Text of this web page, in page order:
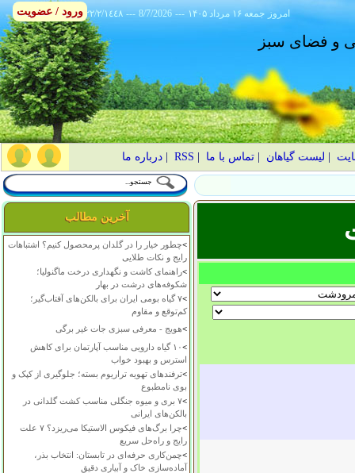
٢٢/٢/١٤٤٨ --- 8/7/2026 --- ۱۴۰۵ جمعه ۱۶ مرداد امروز
و فضای سبز
لیست گیاهان |تماس با ما RSS
|درباره ما
آخرین مطالب
>چطور خیار را در گلدان پرمحصول کنیم؟ اشتباهات
رایج و نکات طلایی
>راهنمای کاشت و نگهداری درخت ماگنولیا؛
شکوفه‌های درشت در بهار
>
۷ گیاه بومی ایران برای بالکن‌های آفتاب‌گیر؛
کم‌توقع و مقاوم
>هویج - معرفی سبزی جات غیر برگی
>
۱۰ گیاه دارویی مناسب آپارتمان برای کاهش
استرس و بهبود خواب
>ترفندهای تهویه تراریوم بسته؛ جلوگیری از کپک و
بوی نامطبوع
>
۷ بری و میوه جنگلی مناسب کشت گلدانی در
بالکن‌های ایرانی
>
چرا برگ‌های فیکوس الاستیکا می‌ریزد؟ ۷ علت
رایج و راه‌حل سریع
>چمن‌کاری حرفه‌ای در تابستان: انتخاب بذر،
آماده‌سازی خاک و آبیاری دقیق
ورود / عضویت